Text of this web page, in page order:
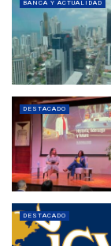
BANCA Y ACTUALIDAD
DESTACADO
DESTACADO